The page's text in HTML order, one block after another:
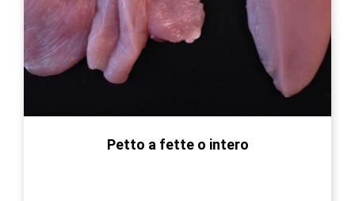
Petto a fette o intero